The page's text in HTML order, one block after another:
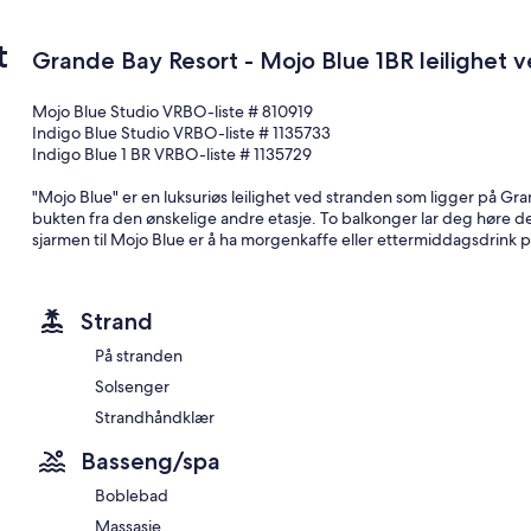
Grande Bay Resort - Mojo Blue 1BR leilighet
Mojo Blue Studio VRBO-liste # 810919
Indigo Blue Studio VRBO-liste # 1135733
Indigo Blue 1 BR VRBO-liste # 1135729
"Mojo Blue" er en luksuriøs leilighet ved stranden som ligger på
bukten fra den ønskelige andre etasje. To balkonger lar deg høre
sjarmen til Mojo Blue er å ha morgenkaffe eller ettermiddagsdrink
Master 1-roms suite har et komplett kjøkken med granittbenker
granitt og flislagt dusj. Stuen har en sovesofa med dronning. To
en hage gir mulighet for utendørs glede. Et reservert dekket
reservasjoner.
kaffetrakter, mikrobølgeovn og stekeovn i full størrelse. Alle
musikkhøyttalere, DVD-spillere, strandstoler og kjølere tilgjengelig
Mojo Blue ligger mindre enn 5 minutters gange til restauranter,
Strand
På stranden
Solsenger
Strandhåndklær
Basseng/spa
Boblebad
Massasje